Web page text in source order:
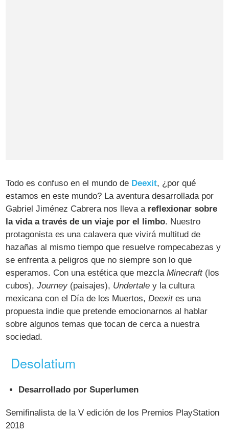
Todo es confuso en el mundo de Deexit, ¿por qué
estamos en este mundo? La aventura desarrollada por
Gabriel Jiménez Cabrera nos lleva a reflexionar sobre
la vida a través de un viaje por el limbo. Nuestro
protagonista es una calavera que vivirá multitud de
hazañas al mismo tiempo que resuelve rompecabezas y
se enfrenta a peligros que no siempre son lo que
esperamos. Con una estética que mezclaMinecraft(los
cubos),Journey (paisajes), Undertale y la cultura
mexicana con el Día de los Muertos,Deexites una
propuesta indie que pretende emocionarnos al hablar
sobre algunos temas que tocan de cerca a nuestra
sociedad.
Desolatium
Desarrollado por Superlumen
Semifinalista de la V edición de los Premios PlayStation
2018